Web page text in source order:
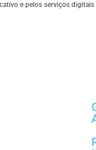
e pelos serviços digitais